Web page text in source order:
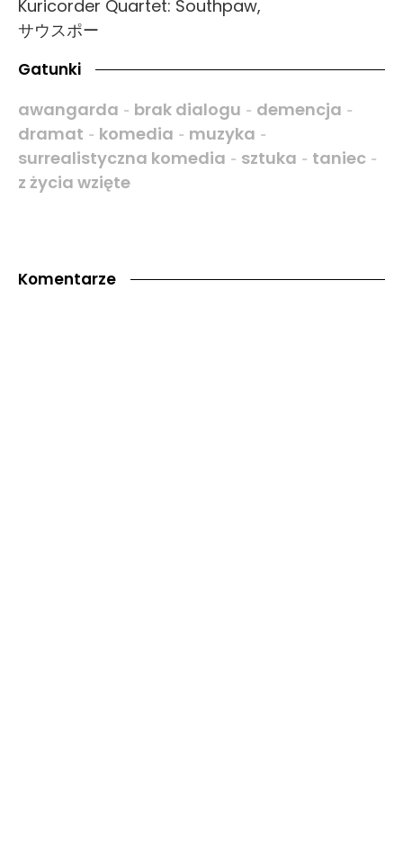
Kuricorder Quartet: Southpaw,
サウスポー
Gatunki
awangarda - brak dialogu - demencja -
dramat - komedia - muzyka -
surrealistyczna komedia - sztuka - taniec -
z życia wzięte
Komentarze